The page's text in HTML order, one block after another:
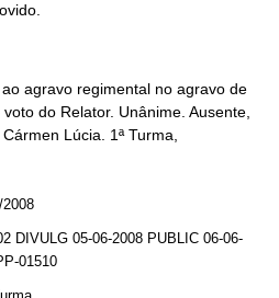
agravo regimental no agravo de
do Relator. Unânime. Ausente,
Lúcia. 1ª Turma,
2008
DIVULG 05-06-2008 PUBLIC 06-06-
01510